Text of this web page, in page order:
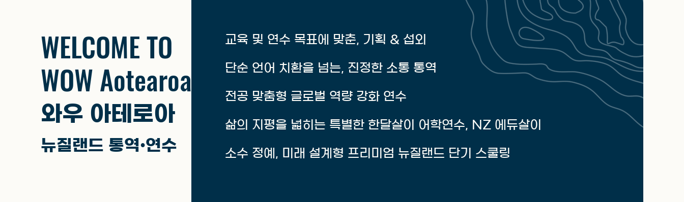
WELCOME TO
WOW Aotearoa
와우 아테로아
뉴질랜드 통역•연수
교육 및 연수 목표에 맞춘, 기획 & 섭외
단순 언어 치환을 넘는, 진정한 소통 통역
전공 맞춤형 글로벌 역량 강화 연수
삶의 지평을 넓히는 특별한 한달살이 어학연수, NZ 에듀살이
소수 정예, 미래 설계형 프리미엄 뉴질랜드 단기 스쿨링